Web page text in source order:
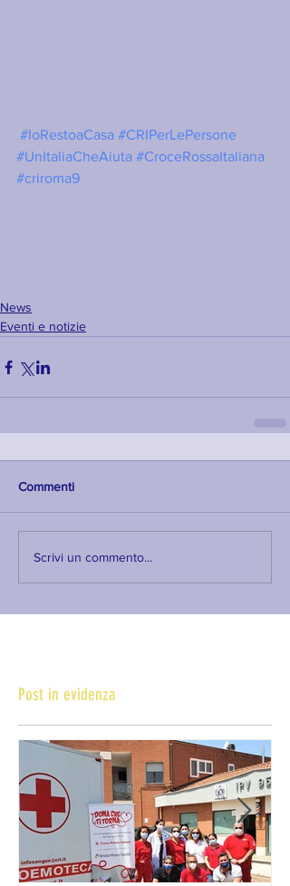
#IoRestoaCasa #CRIPerLePersone
#UnItaliaCheAiuta #CroceRossaItaliana
#criroma9
News
Eventi e notizie
Commenti
Scrivi un commento...
Post in evidenza